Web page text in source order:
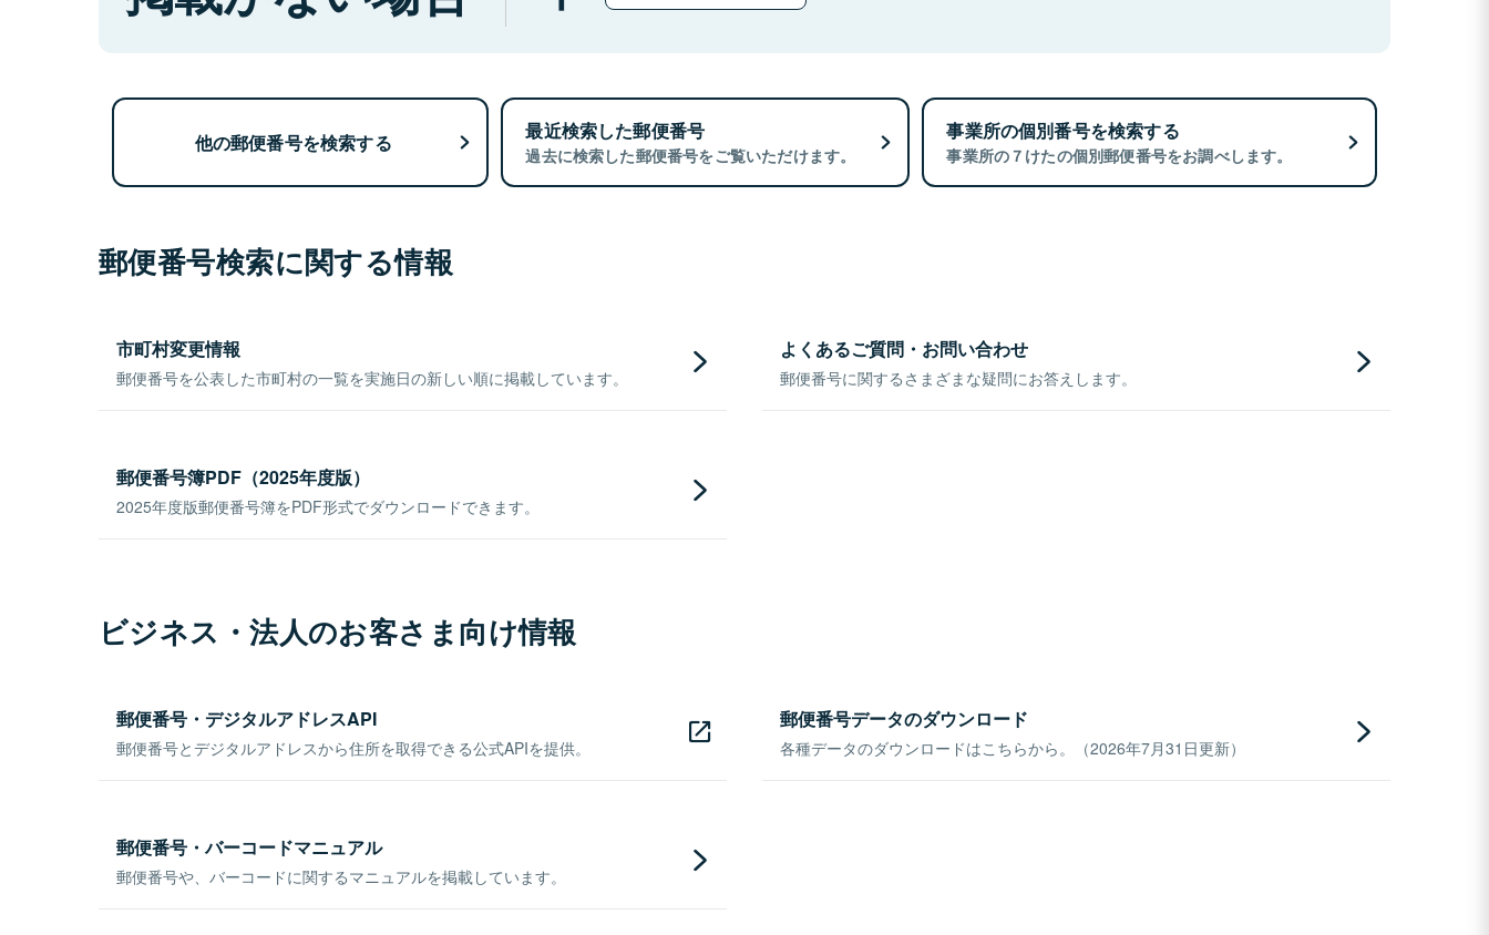
他の郵便番号を検索する 最近検索した郵便番号
過去に検索した郵便番号をご覧いただけます。
事業所の個別番号を検索する
事業所の７けたの個別郵便番号をお調べします。
郵便番号検索に関する情報
市町村変更情報
郵便番号を公表した市町村の一覧を実施日の新しい順に掲載しています。
よくあるご質問・お問い合わせ
郵便番号に関するさまざまな疑問にお答えします。
郵便番号簿PDF（2025年度版）
2025年度版郵便番号簿をPDF形式でダウンロードできます。
ビジネス・法人のお客さま向け情報
郵便番号・デジタルアドレスAPI
郵便番号とデジタルアドレスから住所を取得できる公式APIを提供。
郵便番号データのダウンロード
各種データのダウンロードはこちらから。（2026年7月31日更新）
郵便番号・バーコードマニュアル
郵便番号や、バーコードに関するマニュアルを掲載しています。